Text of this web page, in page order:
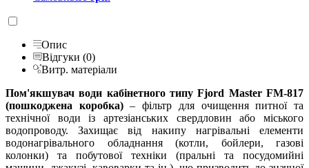
Опис
Відгуки (0)
Витр. матеріали
Пом'якшувач води кабінетного типу Fjord Master FM-817
(пошкоджена коробка)– фільтр для очищення питної та
технічної води із артезіанських свердловин або міського
водопроводу. Захищає від накипу нагрівальні елементи
водонагрівального обладнання (котли, бойлери, газові
колонки) та побутової техніки (пральні та посудомийні